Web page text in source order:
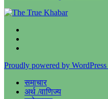
Proudly powered by WordPress
समाचार
अर्थ /वाणिज्य